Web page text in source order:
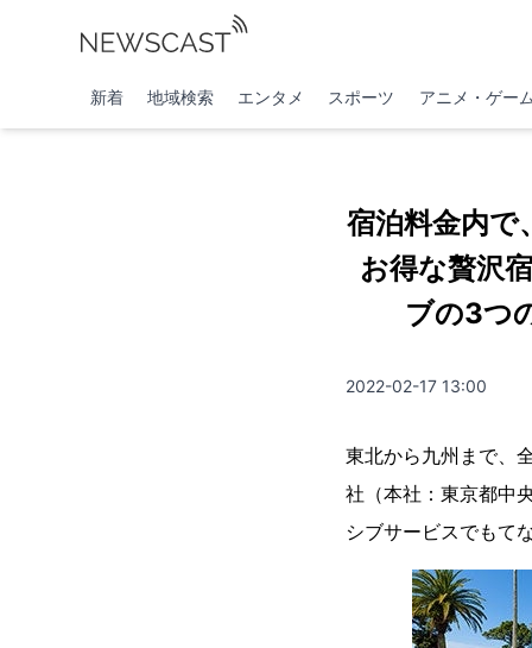
新着 地域検索 エンタメ スポーツ アニメ・ゲーム
宿泊料金内で
お得な贅沢
ブの3つ
2022-02-17 13:00
東北から九州まで、
社（本社：東京都中
シブサービスでもて